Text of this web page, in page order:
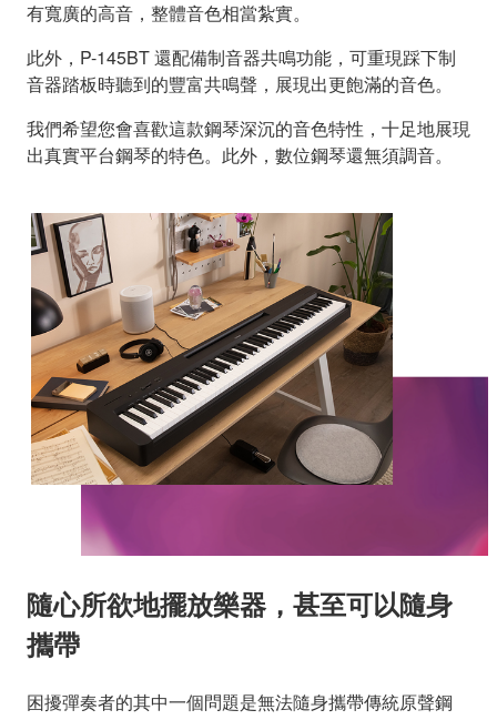
有寬廣的高音，整體音色相當紮實。
此外，P-145BT 還配備制音器共鳴功能，可重現踩下制
音器踏板時聽到的豐富共鳴聲，展現出更飽滿的音色。
我們希望您會喜歡這款鋼琴深沉的音色特性，十足地展現
出真實平台鋼琴的特色。此外，數位鋼琴還無須調音。
隨心所欲地擺放樂器，甚至可以隨身
攜帶
困擾彈奏者的其中一個問題是無法隨身攜帶傳統原聲鋼